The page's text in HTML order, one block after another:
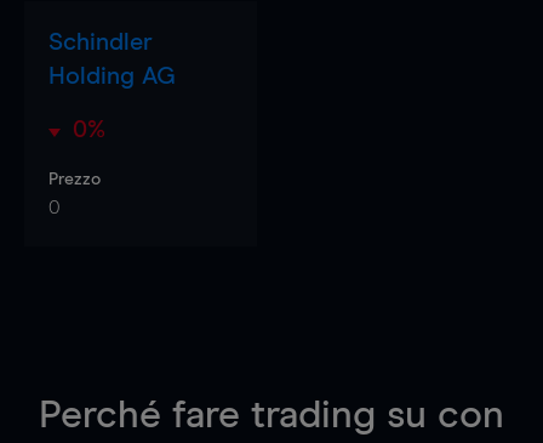
Schindler
Holding AG
0%
Prezzo
0
Perché fare trading su con